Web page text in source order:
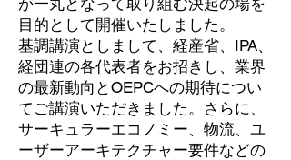
が一丸となって取り組む決起の場を
目的として開催いたしました。
基調講演としまして、経産省、IPA、
経団連の各代表者をお招きし、業界
の最新動向とOEPCへの期待につい
てご講演いただきました。さらに、
サーキュラーエコノミー、物流、ユ
ーザーアーキテクチャー要件などの